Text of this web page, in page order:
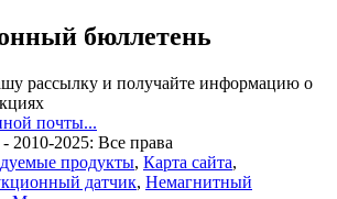
бюллетень
рассылку и получайте информацию о
почты...
2010-2025: Все права
продукты, Карта сайта,
датчик, Немагнитный